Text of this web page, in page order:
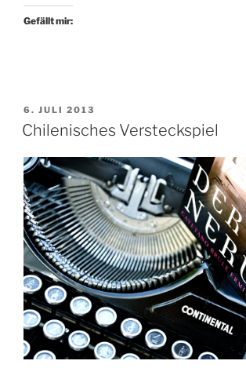
September“
Gefällt mir:
VERÖFFENTLICHT
AM
6. JULI 2013
Chilenisches Versteckspiel